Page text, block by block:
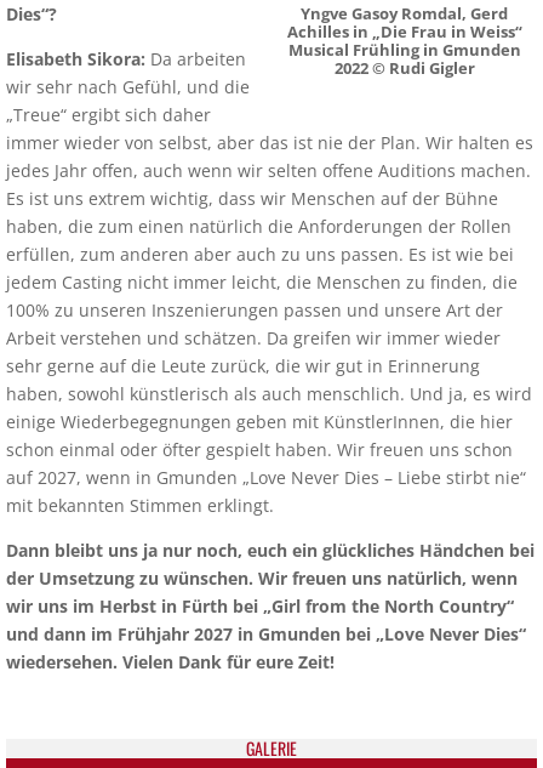
Yngve Gasoy Romdal, Gerd
Achilles in „Die Frau in Weiss“
Musical Frühling in Gmunden
2022 © Rudi Gigler
Dies“?
Elisabeth Sikora: Da arbeiten
wir sehr nach Gefühl, und die
„Treue“ ergibt sich daher
immer wieder von selbst, aber das ist nie der Plan. Wir halten es
jedes Jahr offen, auch wenn wir selten offene Auditions machen.
Es ist uns extrem wichtig, dass wir Menschen auf der Bühne
haben, die zum einen natürlich die Anforderungen der Rollen
erfüllen, zum anderen aber auch zu uns passen. Es ist wie bei
jedem Casting nicht immer leicht, die Menschen zu finden, die
100% zu unseren Inszenierungen passen und unsere Art der
Arbeit verstehen und schätzen. Da greifen wir immer wieder
sehr gerne auf die Leute zurück, die wir gut in Erinnerung
haben, sowohl künstlerisch als auch menschlich. Und ja, es wird
einige Wiederbegegnungen geben mit KünstlerInnen, die hier
schon einmal oder öfter gespielt haben. Wir freuen uns schon
auf 2027, wenn in Gmunden „Love Never Dies – Liebe stirbt nie“
mit bekannten Stimmen erklingt.
Dann bleibt uns ja nur noch, euch ein glückliches Händchen bei
der Umsetzung zu wünschen. Wir freuen uns natürlich, wenn
wir uns im Herbst in Fürth bei „Girl from the North Country“
und dann im Frühjahr 2027 in Gmunden bei „Love Never Dies“
wiedersehen. Vielen Dank für eure Zeit!
GALE­RIE